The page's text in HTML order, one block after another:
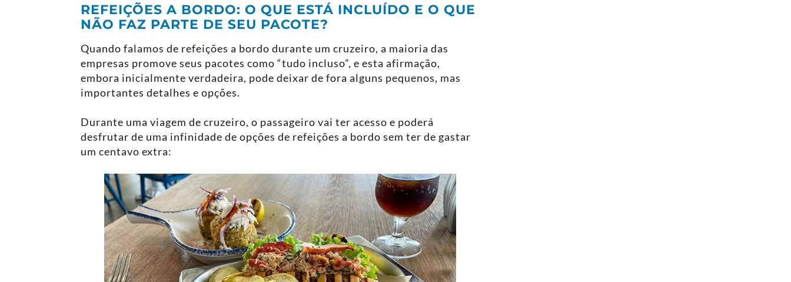
REFEIÇÕES A BORDO: O QUE ESTÁ INCLUÍDO E O QUE
NÃO FAZ PARTE DE SEU PACOTE?
Quando falamos de refeições a bordo durante um cruzeiro, a maioria das
empresas promove seus pacotes como “tudo incluso”, e esta afirmação,
embora inicialmente verdadeira, pode deixar de fora alguns pequenos, mas
importantes detalhes e opções.
Durante uma viagem de cruzeiro, o passageiro vai ter acesso e poderá
desfrutar de uma infinidade de opções de refeições a bordo sem ter de gastar
um centavo extra: